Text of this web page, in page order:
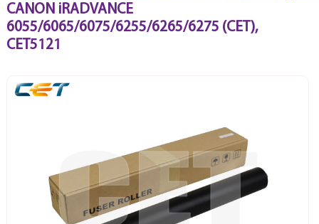
CANON iRADVANCE
6055/6065/6075/6255/6265/6275 (CET),
CET5121